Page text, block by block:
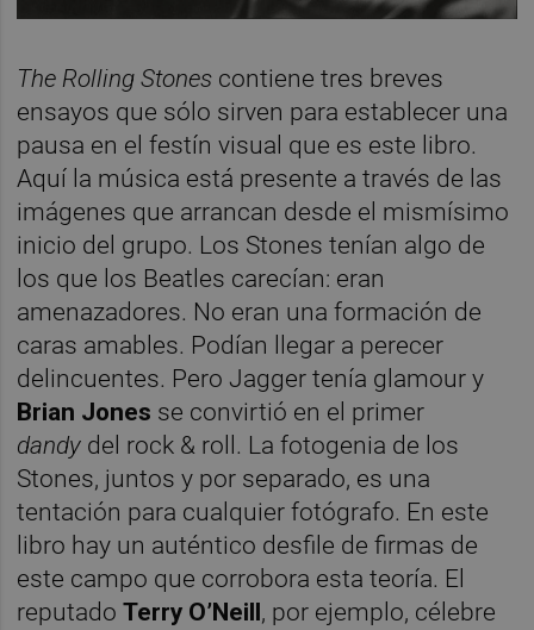
The Rolling Stones contiene tres breves
ensayos que sólo sirven para establecer una
pausa en el festín visual que es este libro.
Aquí la música está presente a través de las
imágenes que arrancan desde el mismísimo
inicio del grupo. Los Stones tenían algo de
los que los Beatles carecían: eran
amenazadores. No eran una formación de
caras amables. Podían llegar a perecer
delincuentes. Pero Jagger tenía glamour y
Brian Jones se convirtió en el primer
dandy del rock & roll. La fotogenia de los
Stones, juntos y por separado, es una
tentación para cualquier fotógrafo. En este
libro hay un auténtico desfile de firmas de
este campo que corrobora esta teoría. El
reputadoTerry O’Neill, por ejemplo, célebre